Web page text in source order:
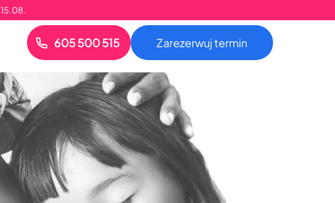
15.08.
605 500 515 Zarezerwuj termin